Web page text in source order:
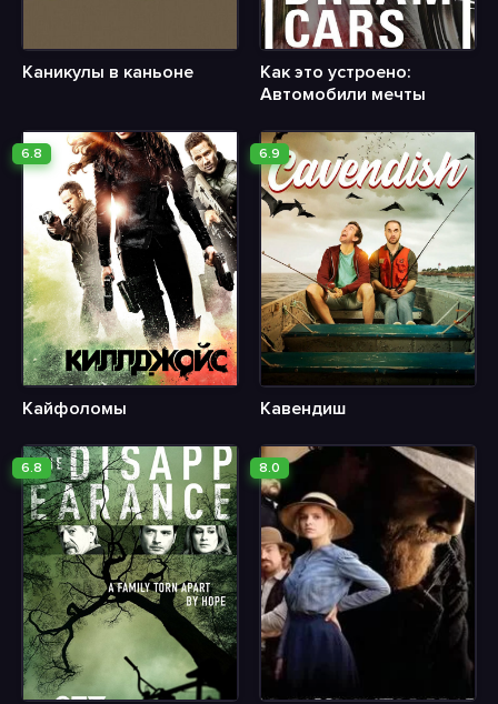
Каникулы в каньоне
Как это устроено:
Автомобили мечты
6.8
Кайфоломы
6.9
Кавендиш
6.8 8.0